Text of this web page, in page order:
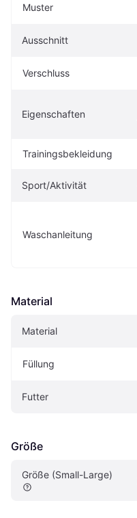
Muster
Ausschnitt
Verschluss
Eigenschaften
Trainingsbekleidung
Sport/Aktivität
Waschanleitung
Material
Material
Füllung
Futter
Größe
Größe (Small-Large)